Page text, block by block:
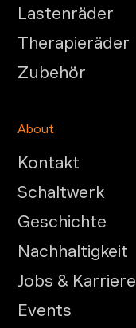
Lastenräder
Therapieräder
Zubehör
About
Kontakt
Schaltwerk
Geschichte
Nachhaltigkeit
Jobs & Karriere
Events